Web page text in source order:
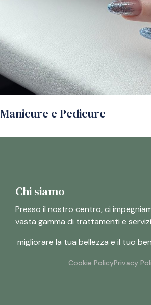
Manicure e Pedicure
Chi siamo
Presso il nostro centro, ci
vasta gamma di trattamenti e
migliorare la tua bellezza e il tuo
Cookie PolicyPrivacy